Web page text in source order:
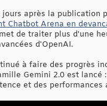
après la publication
Chatbot Arena en
de traiter plus d'une
d'OpenAI.
à faire des progrès
Gemini 2.0 est
et des